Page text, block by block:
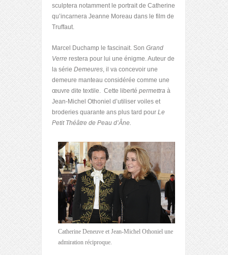
sculptera notamment le portrait de Catherine
qu’incarnera Jeanne Moreau dans le film de
Truffaut.
Marcel Duchamp le fascinait. Son Grand
Verre restera pour lui une énigme. Auteur de
la série Demeures, il va concevoir une
demeure manteau considérée comme une
œuvre dite textile. Cette liberté permettra à
Jean-Michel Othoniel d’utiliser voiles et
broderies quarante ans plus tard pour Le
Petit Théâtre de Peau d’Âne.
Catherine Deneuve et Jean-Michel Othoniel une
admiration réciproque.